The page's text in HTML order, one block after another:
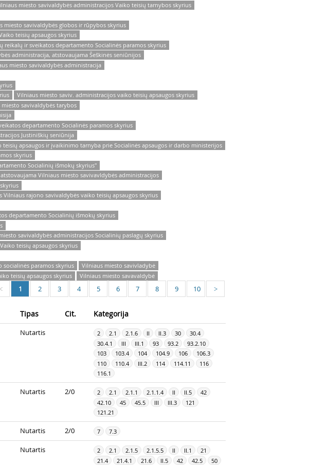
miesto savivaldybės administracijos Vaiko teisių tarnybos skyrius
miesto savivaldybės globos ir rūpybos skyrius
teisių apsaugos skyrius
ir sveikatos departamento Socialinės paramos skyrius
administracija, atstovaujama Šeškinės seniūnijos
miesto savivaldybės administracija
Vilniaus miesto saviv. administracijos vaiko teisių apsaugos skyrius
savivaldybės tarybos
departamento Socialinės paramos skyrius
Justiniškių seniūnija
teisių apsaugos ir įvaikinimo tarnyba prie Socialinės apsaugos ir darbo ministerijos
skyrius
Socialinių išmokų skyrius"
Vilniaus miesto savivavldybės administracijos
rajono savivaldybės vaiko teisių apsaugos skyrius
departamento Socialinių išmokų skyrius
savivaldybės administracijos Socialinių paslagų skyrius
teisių apsaugos skyrius
paramos skyrius
Vilniaus miesto savivladybė
teisių apsaugos skyrius Vilniaus miesto savavaldybė
< 1 2 3 4 5 6 7 8 9 10 >
Tipas Cit. Kategorija
Nutartis 2 2.1 2.1.6 II II.3 30
30.4
30.4.1
III III.1 93 93.2
93.2.10
103
103.4 104 104.9 106
106.3
110
110.4 III.2 114 114.11
116
116.1
Nutartis 2/0 2 2.1 2.1.1 2.1.1.4 II II.5
42
42.10
45 45.5 III III.3
121
121.21
Nutartis 2/0 7 7.3
Nutartis 2 2.1 2.1.5 2.1.5.5 II II.1
21
21.4
21.4.1 21.6 II.5 42 42.5
50